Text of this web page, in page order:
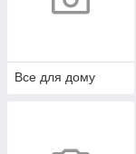
Все для дому